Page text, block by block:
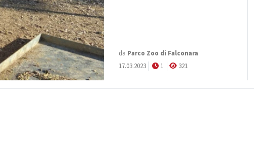
da Parco Zoo di Falconara
17.03.2023
1 321